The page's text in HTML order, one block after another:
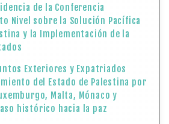
de la Conferencia
Nivel sobre la Solución Pacífica
y la Implementación de la
Exteriores y Expatriados
del Estado de Palestina por
Malta, Mónaco y
histórico hacia la paz